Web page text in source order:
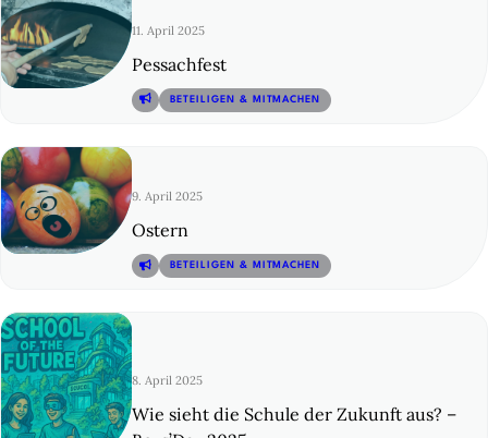
11. April 2025
Pessachfest
BETEILIGEN & MITMACHEN
9. April 2025
Ostern
BETEILIGEN & MITMACHEN
8. April 2025
Wie sieht die Schule der Zukunft aus? –